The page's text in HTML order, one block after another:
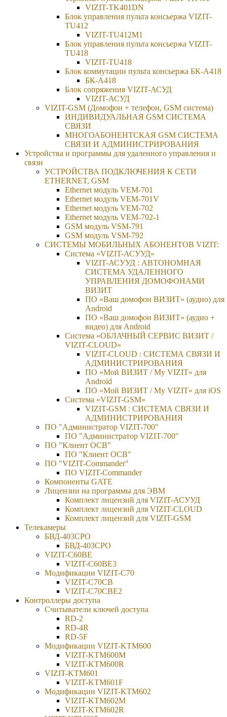
VIZIT-TK401DN
Блок управления пульта консьержа VIZIT-
TU412
VIZIT-TU412M1
Блок управления пульта консьержа VIZIT-
TU418
VIZIT-TU418
Блок коммутации пульта консьержа БК-А418
БК-А418
Блок сопряжения VIZIT-АСУД
VIZIT-АСУД
VIZIT-GSM (Домофон + телефон, GSM система)
ИНДИВИДУАЛЬНАЯ GSM СИСТЕМА
СВЯЗИ
МНОГОАБОНЕНТСКАЯ GSM СИСТЕМА
СВЯЗИ И АДМИНИСТРИРОВАНИЯ
Устройства и программы для удаленного управления и
связи
УСТРОЙСТВА ПОДКЛЮЧЕНИЯ К СЕТИ
ETHERNET, GSM
Ethernet модуль VEM-701
Ethernet модуль VEM-701V
Ethernet модуль VEM-702
Ethernet модуль VEM-702-1
GSM модуль VSM-791
GSM модуль VSM-792
CИСТЕМЫ МОБИЛЬНЫХ АБОНЕНТОВ VIZIT:
Система «VIZIT-АСУУД»
VIZIT-АСУУД : АВТОНОМНАЯ
СИСТЕМА УДАЛЕННОГО
УПРАВЛЕНИЯ ДОМОФОНАМИ
ВИЗИТ
ПО «Ваш домофон ВИЗИТ» (аудио) для
Android
ПО «Ваш домофон ВИЗИТ» (аудио +
видео) для Android
Система «ОБЛАЧНЫЙ СЕРВИС ВИЗИТ /
VIZIT-CLOUD»
VIZIT-CLOUD : СИСТЕМА СВЯЗИ И
АДМИНИСТРИРОВАНИЯ
ПО «Мой ВИЗИТ / My VIZIT» для
Android
ПО «Мой ВИЗИТ / My VIZIT» для iOS
Система «VIZIT-GSM»
VIZIT-GSM : СИСТЕМА СВЯЗИ И
АДМИНИСТРИРОВАНИЯ
ПО "Администратор VIZIT-700"
ПО "Администратор VIZIT-700"
ПО "Клиент ОСВ"
ПО "Клиент ОСВ"
ПО "VIZIT-Commander"
ПО VIZIT-Commander
Компоненты GATE
Лицензии на программы для ЭВМ
Комплект лицензий для VIZIT-АСУУД
Комплект лицензий для VIZIT-CLOUD
Комплект лицензий для VIZIT-GSM
Телекамеры
БВД-403СРО
БВД-403СРО
VIZIT-С60BE
VIZIT-C60BE3
Модификации VIZIT-C70
VIZIT-C70CB
VIZIT-C70CBE2
Контроллеры доступа
Считыватели ключей доступа
RD-2
RD-4R
RD-5F
Модификации VIZIT-KTM600
VIZIT-KTM600М
VIZIT-KTM600R
VIZIT-KTM601
VIZIT-KTM601F
Модификации VIZIT-KTM602
VIZIT-KTM602M
VIZIT-KTM602R